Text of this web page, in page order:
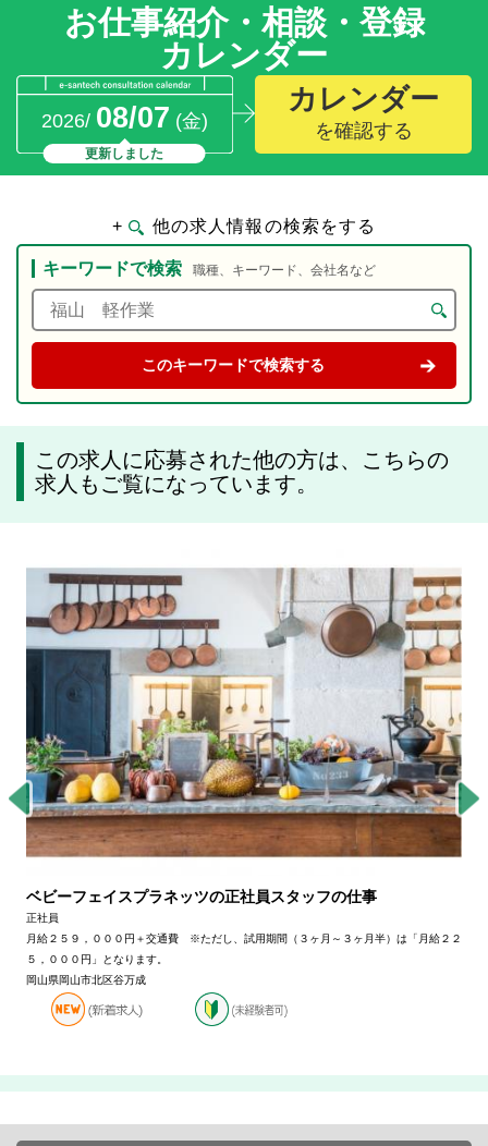
お仕事紹介・相談・登録
カレンダー
2026/ 08/07 (金)
更新しました
カレンダー
を確認する
+ 他の求人情報の検索をする
キーワードで検索 職種、キーワード、会社名など
この求人に応募された他の方は、こちらの
求人もご覧になっています。
ベビーフェイスプラネッツの正社員スタッフの仕事
正社員
月給２５９，０００円＋交通費 ※ただし、試用期間（３ヶ月～３ヶ月半）は「月給２２
５，０００円」となります。
岡山県岡山市北区谷万成